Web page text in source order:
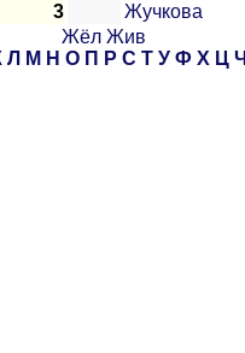
3 Жучкова
Жёл Жив
Л М Н О П Р С Т У Ф Х Ц Ч